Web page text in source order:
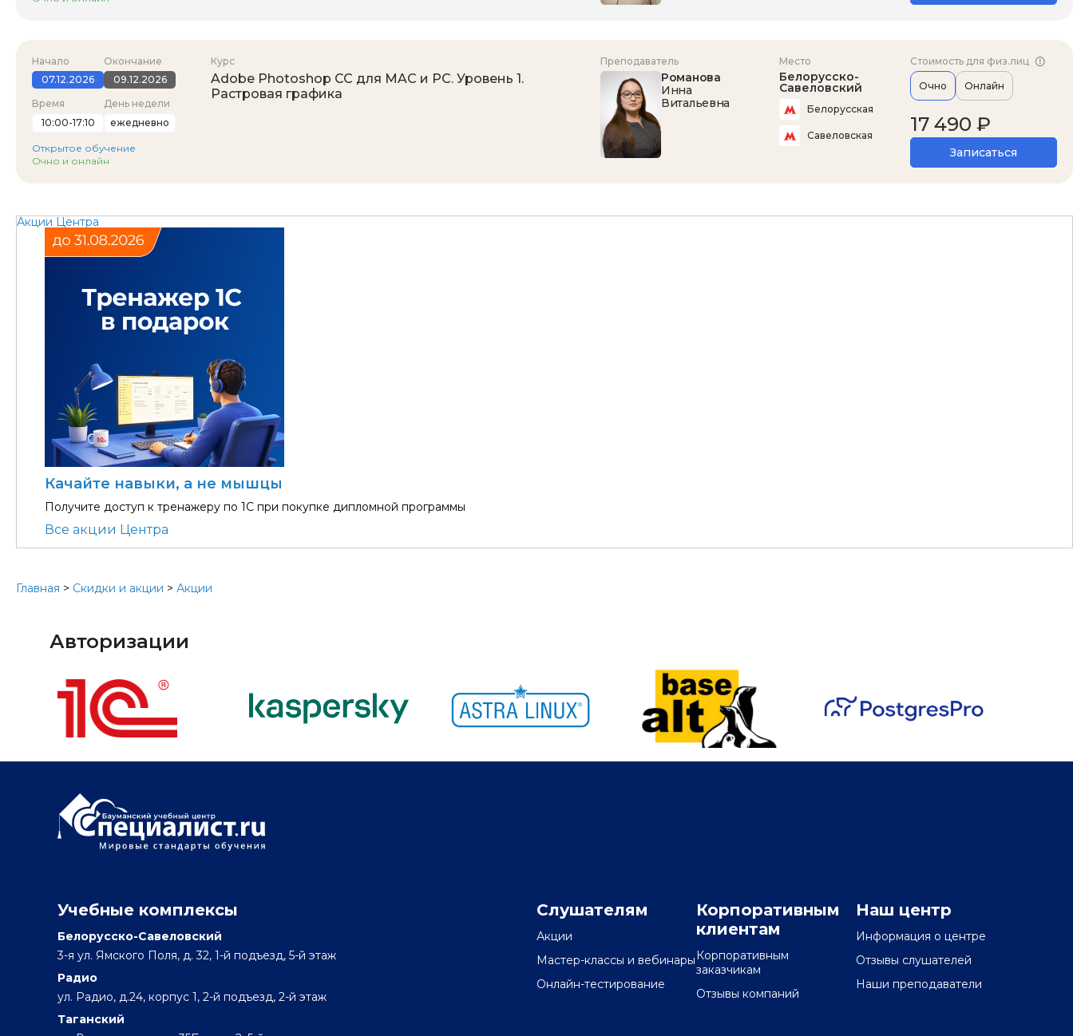
Начало
07.12.2026
Окончание
09.12.2026
Время
10:00-17:10
День недели
ежедневно
Открытое обучение
Очно и онлайн
Курс
Adobe Photoshop CC для MAC и PC. Уровень 1.
Растровая графика
Преподаватель
Романова
Инна
Витальевна
Место
Белорусско-
Савеловский
Белорусская
Савеловская
Стоимость для физ.лиц
Очно Онлайн
17 490 ₽
Записаться
Акции Центра
Качайте навыки, а не мышцы
Получите доступ к тренажеру по 1С при покупке дипломной программы
Все акции Центра
Главная > Скидки и акции > Акции
Авторизации
Учебные комплексы
Белорусско-Савеловский
3-я ул. Ямского Поля, д. 32, 1-й подъезд, 5-й этаж
Радио
ул. Радио, д.24, корпус 1, 2-й подъезд, 2-й этаж
Таганский
Слушателям
Акции
Мастер-классы и вебинары
Онлайн-тестирование
Корпоративным
клиентам
Корпоративным
заказчикам
Отзывы компаний
Наш центр
Информация о центре
Отзывы слушателей
Наши преподаватели